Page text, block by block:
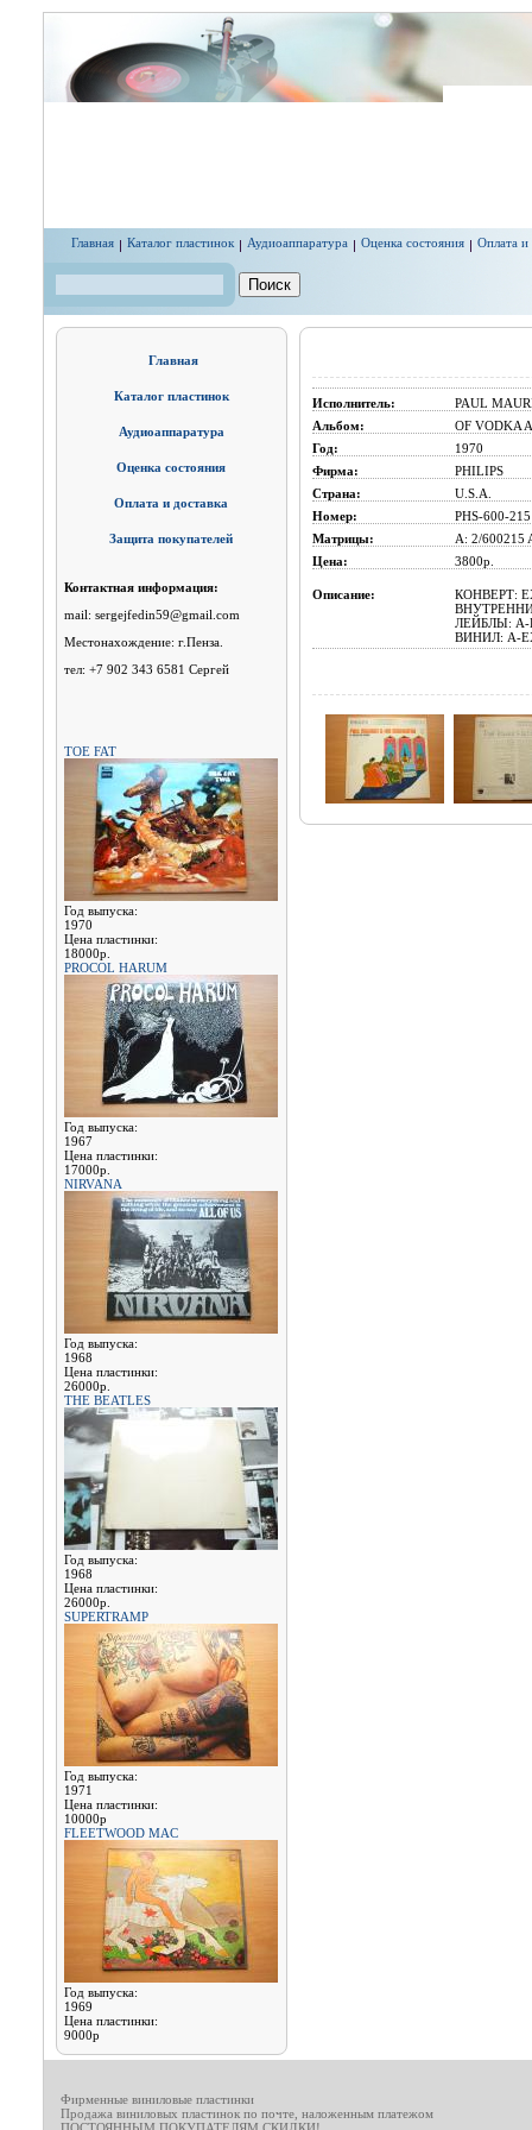
Главная Каталог пластинок Аудиоаппаратура Оценка состояния Оплата и
Главная
Каталог пластинок
Аудиоаппаратура
Оценка состояния
Оплата и доставка
Защита покупателей
Контактная информация:
mail: sergejfedin59@gmail.com
Местонахождение: г.Пенза.
тел: +7 902 343 6581 Сергей
TOE FAT
Год выпуска:
1970
Цена пластинки:
18000р.
PROCOL HARUM
Год выпуска:
1967
Цена пластинки:
17000р.
NIRVANA
Год выпуска:
1968
Цена пластинки:
26000р.
THE BEATLES
Год выпуска:
1968
Цена пластинки:
26000р.
SUPERTRAMP
Год выпуска:
1971
Цена пластинки:
10000р
FLEETWOOD MAC
Год выпуска:
1969
Цена пластинки:
9000р
Исполнитель:
PAUL
Альбом:
OF VODKA
Год:
1970
Фирма:
PHILIPS
Страна:
U.S.A.
Номер:
PHS-600-215
Матрицы:
A: 2/600215
Цена:
3800р.
Описание:
КОНВЕРТ:
ЛЕЙБЛЫ: A-
ВИНИЛ: A-
Фирменные виниловые пластинки
Продажа виниловых пластинок по почте, наложенным платежом